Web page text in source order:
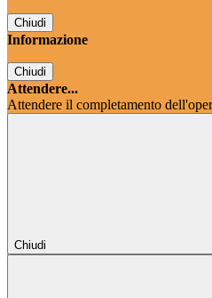
Chiudi
Informazione
Chiudi
Attendere...
Attendere il completamento
Chiudi